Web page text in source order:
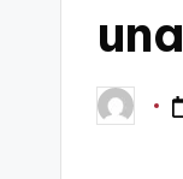
Publicado
por